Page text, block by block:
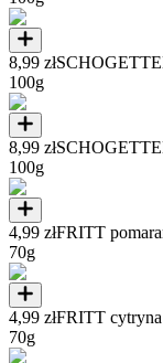
8,99 zł
100g
8,99 zł
100g
4,99 złFRITT
70g
4,99 złFRITT cytryna
70g